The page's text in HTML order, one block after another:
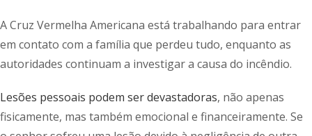
A Cruz Vermelha Americana está trabalhando para entrar
em contato com a família que perdeu tudo, enquanto as
autoridades continuam a investigar a causa do incêndio.
Lesões pessoais podem ser devastadoras, não apenas
fisicamente, mas também emocional e financeiramente. Se